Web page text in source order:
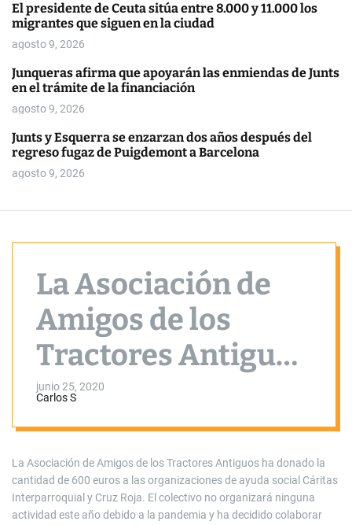
l
d
El presidente de Ceuta sitúa entre 8.000 y 11.000 los
migrantes que siguen en la ciudad
agosto 9, 2026
Junqueras afirma que apoyarán las enmiendas de Junts
en el trámite de la financiación
agosto 9, 2026
Junts y Esquerra se enzarzan dos años después del
regreso fugaz de Puigdemont a Barcelona
agosto 9, 2026
La Asociación de
Amigos de los
Tractores Antiguos
dona 600 euros
junio 25, 2020
Carlos S
La Asociación de Amigos de los Tractores Antiguos ha donado la
cantidad de 600 euros a las organizaciones de ayuda social Cáritas
Interparroquial y Cruz Roja. El colectivo no organizará ninguna
actividad este año debido a la pandemia y ha decidido colaborar